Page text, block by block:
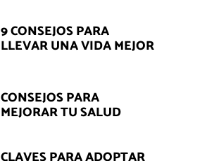
9 CONSEJOS PARA
LLEVAR UNA VIDA MEJOR
CONSEJOS PARA
MEJORAR TU SALUD